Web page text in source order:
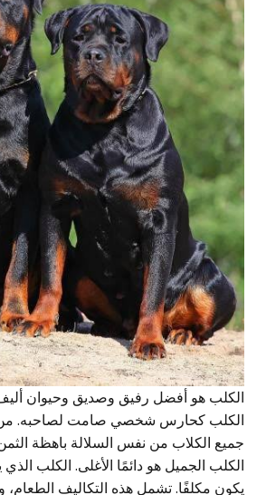
الكلب هو أفضل رفيق وصديق وحيوان
الكلب كحارس شخصي صامت لصاحبه. من
جميع الكلاب من نفس السلالة باهظة
الكلب الجميل هو دائمًا الأغلى. الكلب الذي
يكون مكلفًا. تشمل هذه التكاليف الطعام،